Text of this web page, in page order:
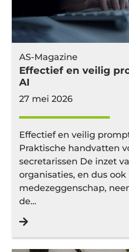
AS-Magazine
Effectief en veilig
AI
27 mei 2026
Effectief en veilig
Praktische handvatten
secretarissen De inzet
organisaties, en dus ook
medezeggenschap,
de...
Lees verder